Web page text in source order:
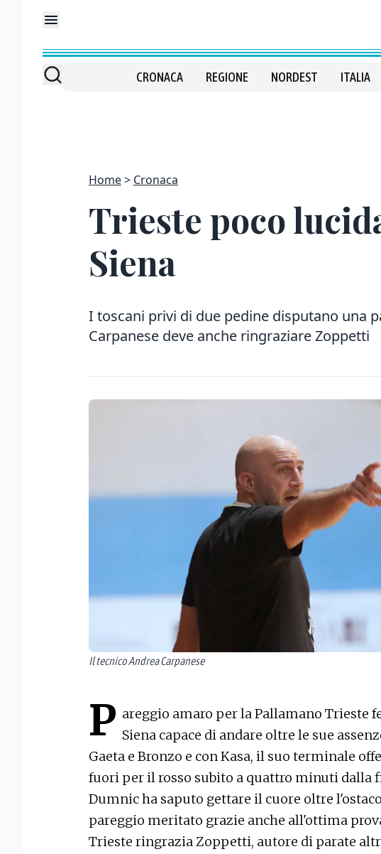
CRONACA REGIONE NORDEST ITALIA
Home Cronaca
Trieste poco
Siena
I toscani privi di due pedine disputano una
Carpanese deve anche ringraziare Zoppetti
Il tecnico Andrea Carpanese
P areggio amaro per la Pallamano Trieste
Siena capace di andare oltre le sue
Gaeta e Bronzo e con Kasa, il suo terminale
fuori per il rosso subito a quattro minuti dalla
Dumnic ha saputo gettare il cuore oltre
pareggio meritato grazie anche all'ottima
Trieste ringrazia Zoppetti, autore di parate